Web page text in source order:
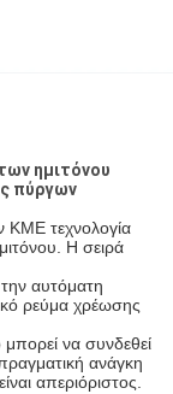
ημιτόνου
πύργων
ΚΜΕ τεχνολογία
Η σειρά
αυτόματη
ρεύμα χρέωσης
να συνδεθεί
ανάγκη
απεριόριστος.